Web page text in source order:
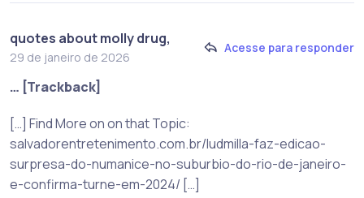
quotes about molly drug,
29 de janeiro de 2026
Acesse para responder
… [Trackback]
[…] Find More on on that Topic:
salvadorentretenimento.com.br/ludmilla-faz-edicao-
surpresa-do-numanice-no-suburbio-do-rio-de-janeiro-
e-confirma-turne-em-2024/ […]